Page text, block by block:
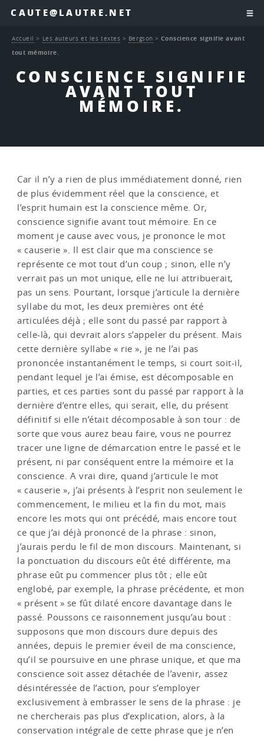
CAUTE@LAUTRE.NET
CONSCIENCE SIGNIFIE
AVANT TOUT
MÉMOIRE.
Accueil > Les auteurs et les textes > Bergson >Conscience signifie avant
tout mémoire.
Car il n’y a rien de plus immédiatement donné, rien
de plus évidemment réel que la conscience, et
l’esprit humain est la conscience même. Or,
conscience signifie avant tout mémoire. En ce
moment je cause avec vous, je prononce le mot
« causerie ». Il est clair que ma conscience se
représente ce mot tout d’un coup ; sinon, elle n’y
verrait pas un mot unique, elle ne lui attribuerait,
pas un sens. Pourtant, lorsque j’articule la dernière
syllabe du mot, les deux premières ont été
articulées déjà ; elle sont du passé par rapport à
celle-là, qui devrait alors s’appeler du présent. Mais
cette dernière syllabe « rie », je ne l’ai pas
prononcée instantanément le temps, si court soit-il,
pendant lequel je l’ai émise, est décomposable en
parties, et ces parties sont du passé par rapport à la
dernière d’entre elles, qui serait, elle, du présent
définitif si elle n’était décomposable à son tour : de
sorte que vous aurez beau faire, vous ne pourrez
tracer une ligne de démarcation entre le passé et le
présent, ni par conséquent entre la mémoire et la
conscience. A vrai dire, quand j’articule le mot
« causerie », j’ai présents à l’esprit non seulement le
commencement, le milieu et la fin du mot, mais
encore les mots qui ont précédé, mais encore tout
ce que j’ai déjà prononcé de la phrase : sinon,
j’aurais perdu le fil de mon discours. Maintenant, si
la ponctuation du discours eût été différente, ma
phrase eût pu commencer plus tôt ; elle eût
englobé, par exemple, la phrase précédente, et mon
« présent » se fût dilaté encore davantage dans le
passé. Poussons ce raisonnement jusqu’au bout :
supposons que mon discours dure depuis des
années, depuis le premier éveil de ma conscience,
qu’il se poursuive en une phrase unique, et que ma
conscience soit assez détachée de l’avenir, assez
désintéressée de l’action, pour s’employer
exclusivement à embrasser le sens de la phrase : je
ne chercherais pas plus d’explication, alors, à la
conservation intégrale de cette phrase que je n’en